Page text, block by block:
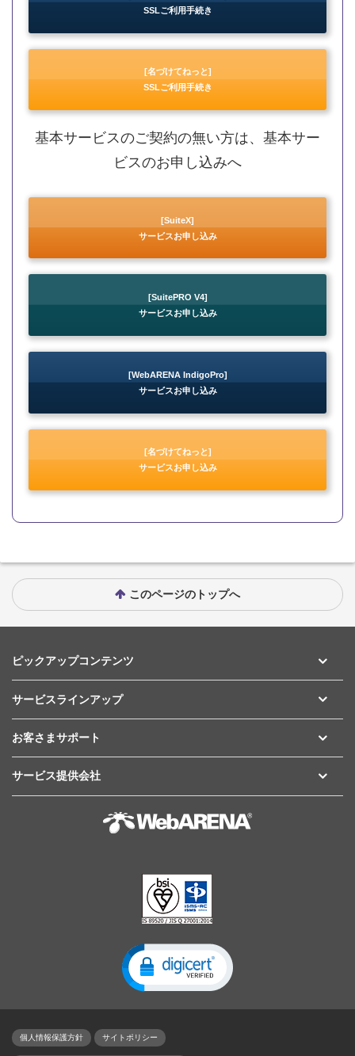
SSLご利用手続き
[名づけてねっと]
SSLご利用手続き
基本サービスのご契約の無い方は、基本サー
ビスのお申し込みへ
[SuiteX]
サービスお申し込み
[SuitePRO V4]
サービスお申し込み
[WebARENA IndigoPro]
サービスお申し込み
[名づけてねっと]
サービスお申し込み
このページのトップへ
ピックアップコンテンツ
サービスラインアップ
お客さまサポート
サービス提供会社
個人情報保護方針 サイトポリシー